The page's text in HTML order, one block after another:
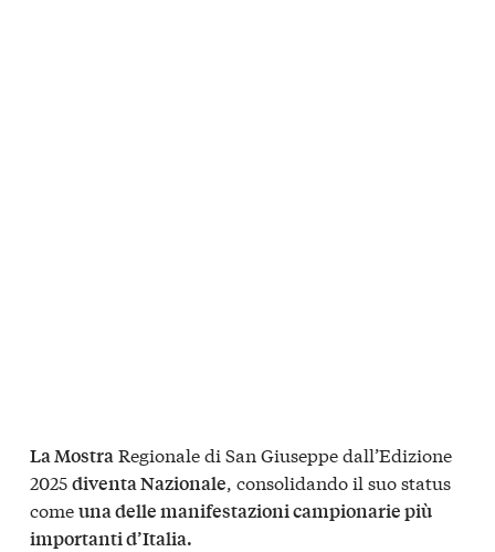
La MostraRegionale di San Giuseppe dall’Edizione
2025diventa Nazionale, consolidando il suo status
comeuna delle manifestazioni campionarie più
importanti d’Italia.